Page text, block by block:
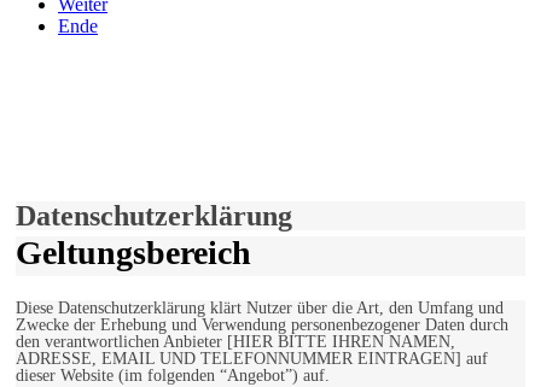
Ende
Datenschutzerklärung
Geltungsbereich
Diese Datenschutzerklärung klärt Nutzer über die Art, den Umfang und
Zwecke der Erhebung und Verwendung personenbezogener Daten durch
den verantwortlichen Anbieter [HIER BITTE IHREN NAMEN,
ADRESSE, EMAIL UND TELEFONNUMMER EINTRAGEN] auf
dieser Website (im folgenden “Angebot”) auf.